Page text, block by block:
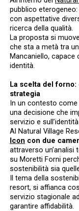
pubblico
con aspettative
ricerca della qualità.
La proposta si
che sta a metà tra
Mancaniello, capace
identità.
La scelta del
strategia
In un contesto
una decisione che
servizio e
Al Natural Village
Icon con due
attraverso un’analisi
su Moretti Forni
sostenibilità sia
Il tema della
resort, si affianca
servizio stagionale
garantire affidabilità.